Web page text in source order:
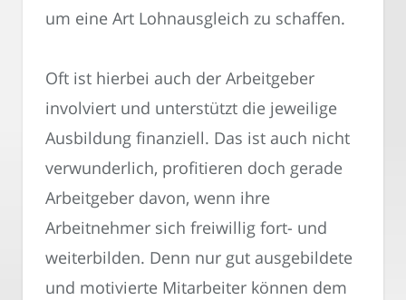
um eine Art Lohnausgleich zu schaffen.
Oft ist hierbei auch der Arbeitgeber
involviert und unterstützt die jeweilige
Ausbildung finanziell. Das ist auch nicht
verwunderlich, profitieren doch gerade
Arbeitgeber davon, wenn ihre
Arbeitnehmer sich freiwillig fort- und
weiterbilden. Denn nur gut ausgebildete
und motivierte Mitarbeiter können dem